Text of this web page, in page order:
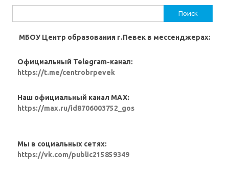
МБОУ Центр образования г.Певек в мессенджерах:
Официальный Telegram-канал:
https://t.me/centrobrpevek
Наш официальный канал MAX:
https://max.ru/id8706003752_gos
Мы в социальных сетях:
https://vk.com/public215859349